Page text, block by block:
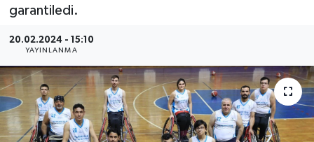
garantiledi.
20.02.2024 - 15:10
YAYINLANMA
ÖZEL HABER
DTO